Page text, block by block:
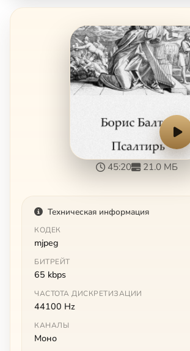
45:20 21.0 МБ
Техническая информация
КОДЕК
mjpeg
БИТРЕЙТ
65 kbps
ЧАСТОТА ДИСКРЕТИЗАЦИИ
44100 Hz
КАНАЛЫ
Моно